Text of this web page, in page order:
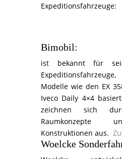
Expeditionsfahrzeuge:
Bimobil:
ist bekannt für
Modelle wie den EX
Iveco Daily 4×4
zeichnen sich
Raumkonzepte
Konstruktionen aus.
Woelcke